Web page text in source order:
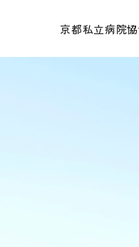
京都私立病院